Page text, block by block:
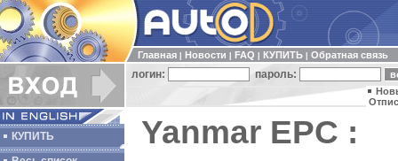
Главная Новости FAQ КУПИТЬ Обратная связь
логин: пароль:
КУПИТЬ
Yanmar EPC :